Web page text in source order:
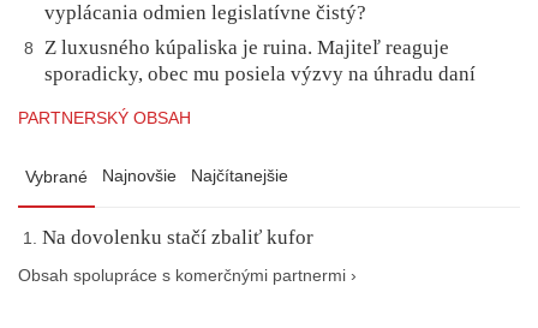
vyplácania odmien legislatívne čistý?
8
Z luxusného kúpaliska je ruina. Majiteľ reaguje
sporadicky, obec mu posiela výzvy na úhradu daní
PARTNERSKÝ OBSAH
Vybrané Najnovšie Najčítanejšie
Na dovolenku stačí zbaliť kufor
Obsah spolupráce s komerčnými partnermi ›